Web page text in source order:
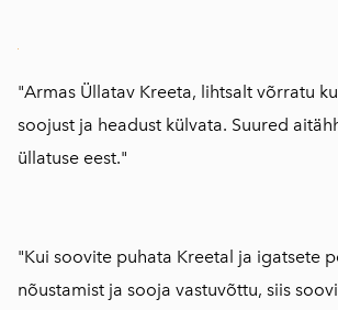
"Armas Üllatav Kreeta, lihtsalt võrratu
soojust ja headust külvata. Suured
üllatuse eest."
"Kui soovite puhata Kreetal ja igatsete
nõustamist ja sooja vastuvõttu, siis